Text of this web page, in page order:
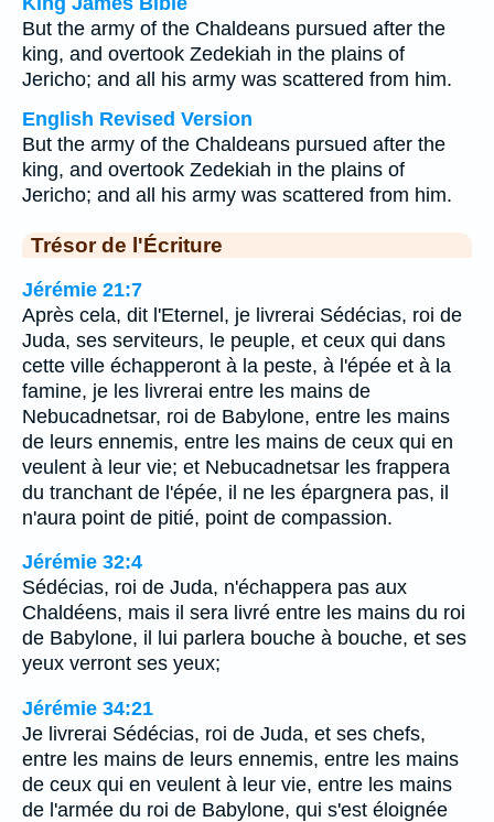
But the army of the Chaldeans pursued after the
king, and overtook Zedekiah in the plains of
Jericho; and all his army was scattered from him.
English Revised Version
But the army of the Chaldeans pursued after the
king, and overtook Zedekiah in the plains of
Jericho; and all his army was scattered from him.
Trésor de l'Écriture
Jérémie 21:7
Après cela, dit l'Eternel, je livrerai Sédécias, roi de
Juda, ses serviteurs, le peuple, et ceux qui dans
cette ville échapperont à la peste, à l'épée et à la
famine, je les livrerai entre les mains de
Nebucadnetsar, roi de Babylone, entre les mains
de leurs ennemis, entre les mains de ceux qui en
veulent à leur vie; et Nebucadnetsar les frappera
du tranchant de l'épée, il ne les épargnera pas, il
n'aura point de pitié, point de compassion.
Jérémie 32:4
Sédécias, roi de Juda, n'échappera pas aux
Chaldéens, mais il sera livré entre les mains du roi
de Babylone, il lui parlera bouche à bouche, et ses
yeux verront ses yeux;
Jérémie 34:21
Je livrerai Sédécias, roi de Juda, et ses chefs,
entre les mains de leurs ennemis, entre les mains
de ceux qui en veulent à leur vie, entre les mains
de l'armée du roi de Babylone, qui s'est éloignée